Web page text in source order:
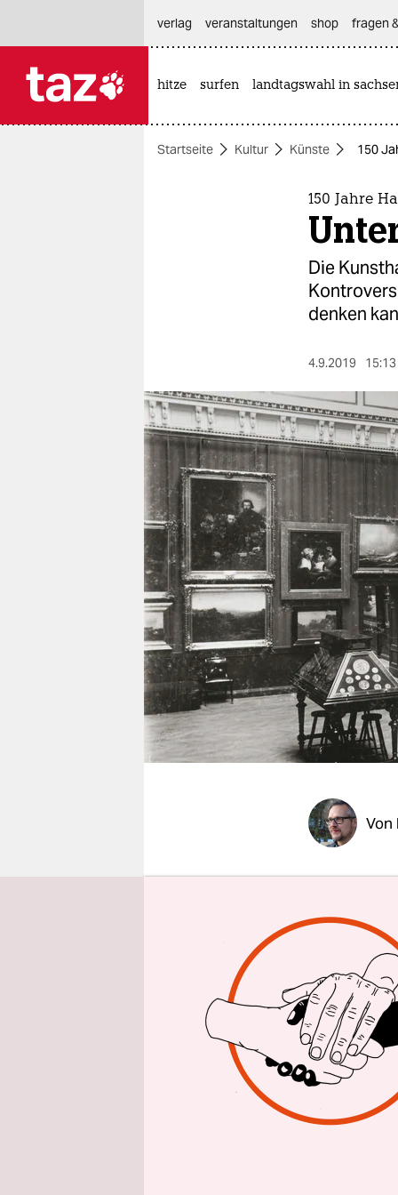
themen
berlin
nord
wahrheit
verlag
verlag
veranstaltungen
shop
fragen & hilfe
unterstützen
abo
genossenschaft
verlag
veranstaltungen shop fragen
hitze surfen landtagswahl in
Startseite Kultur Künste 150
150 Jahre
Die
denken
4.9.2019
Von
Die
Moderne
Allerdings
zu
Städel
beträgt
Direktor